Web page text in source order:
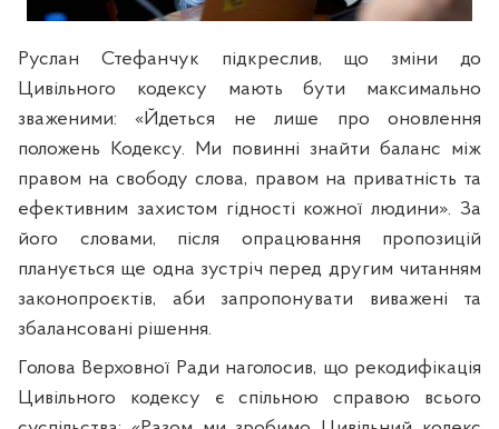
Руслан Стефанчук підкреслив, що зміни до
Цивільного кодексу мають бути максимально
зваженими: «Йдеться не лише про оновлення
положень Кодексу. Ми повинні знайти баланс між
правом на свободу слова, правом на приватність та
ефективним захистом гідності кожної людини». За
його словами, після опрацювання пропозицій
планується ще одна зустріч перед другим читанням
законопроєктів, аби запропонувати виважені та
збалансовані рішення.
Голова Верховної Ради наголосив, що рекодифікація
Цивільного кодексу є спільною справою всього